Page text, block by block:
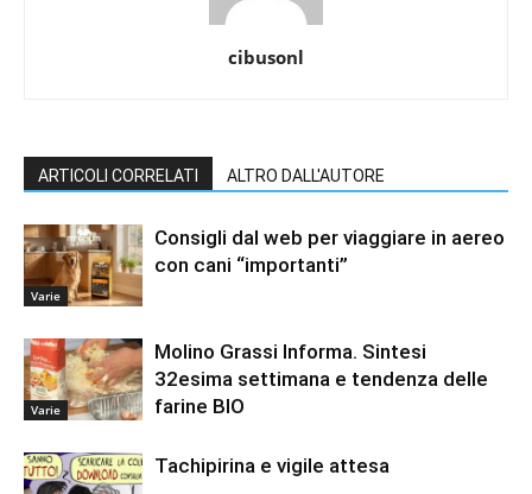
cibusonl
ARTICOLI CORRELATI ALTRO DALL'AUTORE
Varie
Consigli dal web per viaggiare in aereo
con cani “importanti”
Varie
Molino Grassi Informa. Sintesi
32esima settimana e tendenza delle
farine BIO
Tachipirina e vigile attesa